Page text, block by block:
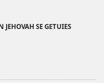
SE GETUIES